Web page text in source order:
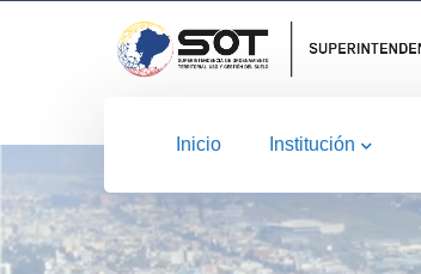
Inicio Institución